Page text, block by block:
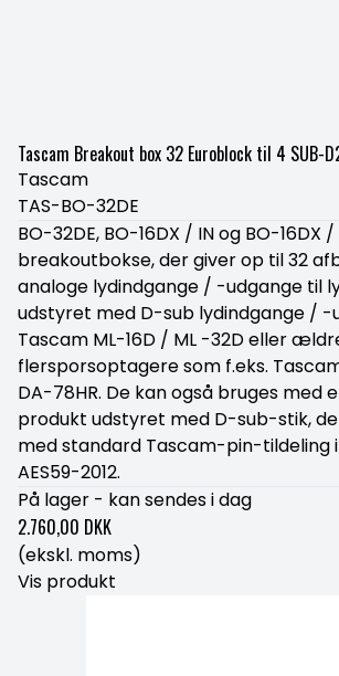
Tascam Breakout box 32 Euroblock til 4 SUB-
Tascam
TAS-BO-32DE
BO-32DE, BO-16DX / IN og BO-16DX
breakoutbokse, der giver op til 32
analoge lydindgange / -udgange til
udstyret med D-sub lydindgange / -
Tascam ML-16D / ML -32D eller
flersporsoptagere som f.eks.
DA-78HR. De kan også bruges med
produkt udstyret med D-sub-stik,
med standard Tascam-pin-tildeling
AES59-2012.
På lager - kan sendes i dag
2.760,00 DKK
(ekskl. moms)
Vis produkt